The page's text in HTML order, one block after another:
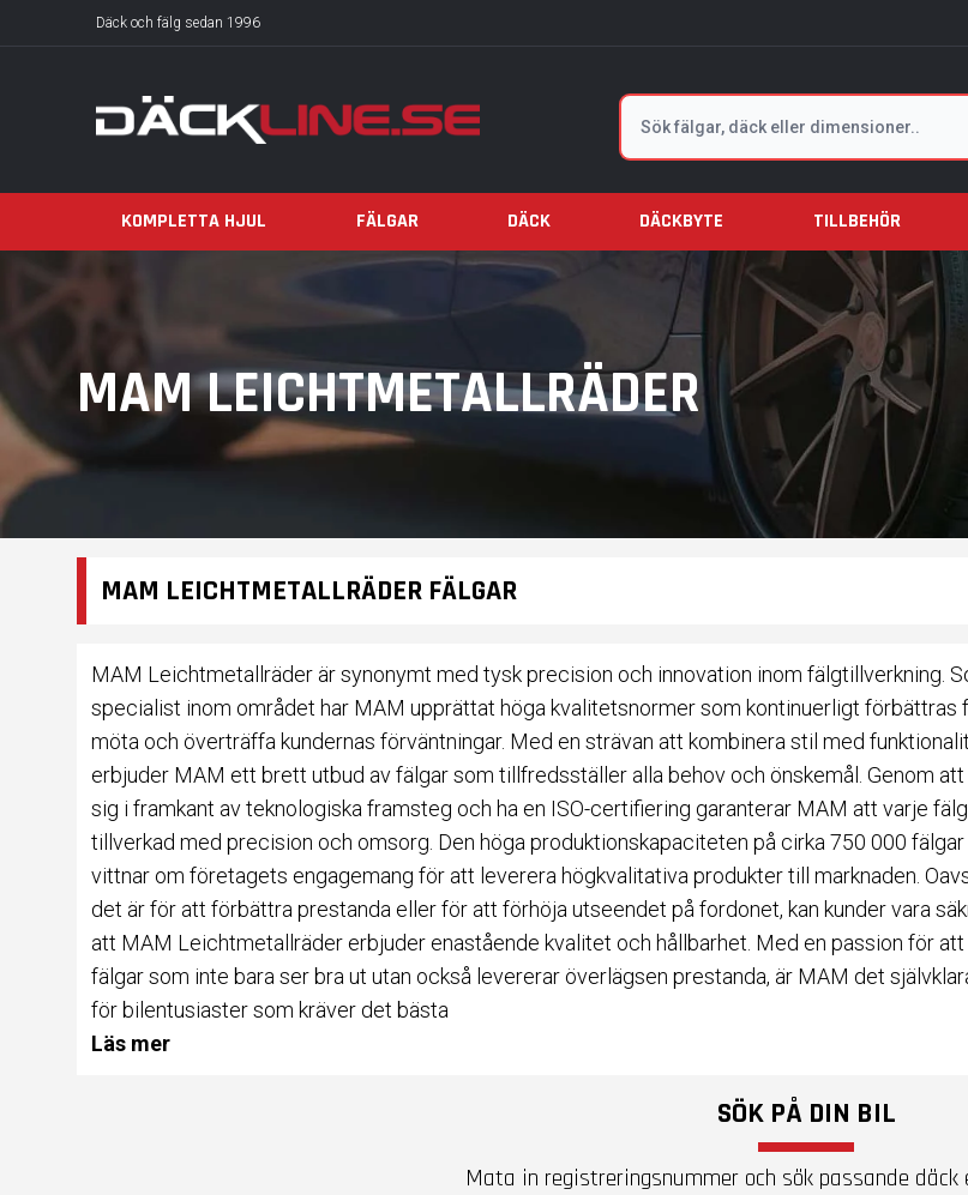
Däck och fälg sedan 1996
Sök
KOMPLETTA HJUL FÄLGAR DÄCK DÄCKBYTE TILLBEHÖR
MAM LEICHTMETALLRÄDER
MAM LEICHTMETALLRÄDER FÄLGAR
MAM Leichtmetallräder är synonymt med tysk precision och innovation inom fälgtillverkning.
specialist inom området har MAM upprättat höga kvalitetsnormer som kontinuerligt förbättras
möta och överträffa kundernas förväntningar. Med en strävan att kombinera stil med
erbjuder MAM ett brett utbud av fälgar som tillfredsställer alla behov och önskemål. Genom att
sig i framkant av teknologiska framsteg och ha en ISO-certifiering garanterar MAM att varje
tillverkad med precision och omsorg. Den höga produktionskapaciteten på cirka 750 000
vittnar om företagets engagemang för att leverera högkvalitativa produkter till marknaden.
det är för att förbättra prestanda eller för att förhöja utseendet på fordonet, kan kunder vara
att MAM Leichtmetallräder erbjuder enastående kvalitet och hållbarhet. Med en passion för att
fälgar som inte bara ser bra ut utan också levererar överlägsen prestanda, är MAM det
för bilentusiaster som kräver det bästa
Läs mer
SÖK PÅ DIN BIL
Mata in registreringsnummer och sök passande